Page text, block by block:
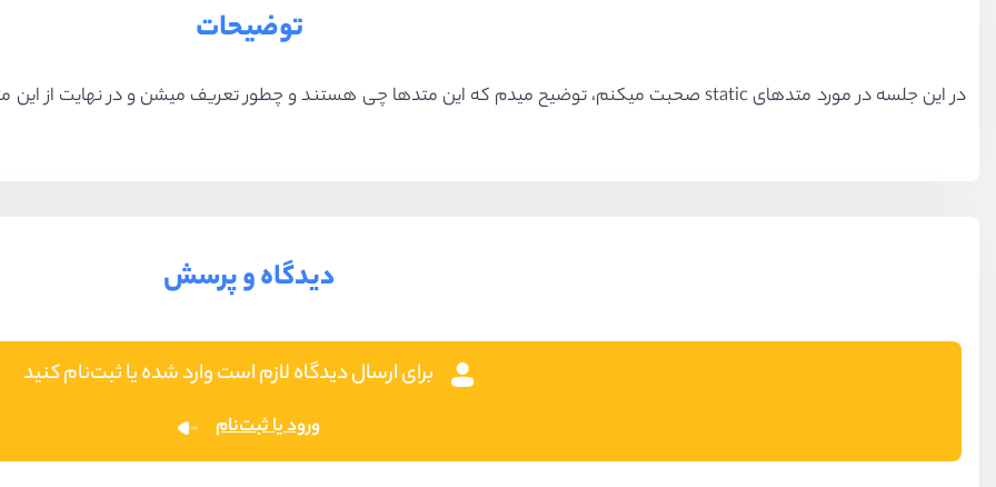
توضیحات
در این جلسه در مورد متدهای static صحبت میکنم، توضیح میدم که این متدها چی هستند و چطور تعریف میشن و در نهایت از این متدها در کدهای خودمون استفاده میکنیم.
دیدگاه و پرسش
برای ارسال دیدگاه لازم است وارد شده یا ثبت‌نام کنید
ورود یا ثبت‌نام